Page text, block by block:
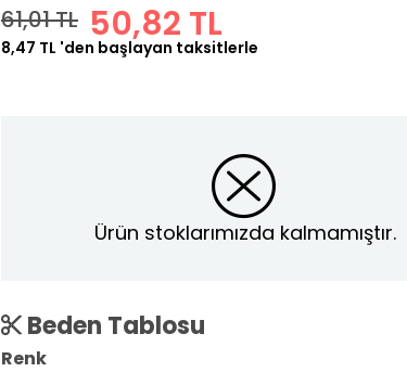
61,01 TL 50,82 TL
8,47 TL 'den başlayan taksitlerle
Ürün stoklarımızda kalmamıştır.
Beden Tablosu
Renk